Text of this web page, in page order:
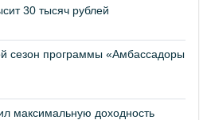
30 тысяч рублей
сезон программы «Амбассадоры
максимальную доходность